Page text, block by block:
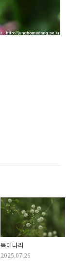
독미나리
2025.07.26